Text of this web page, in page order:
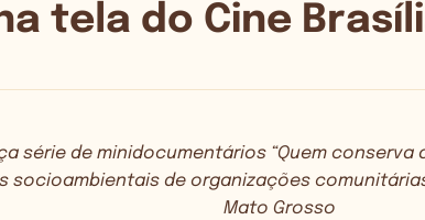
tela do Cine
série de minidocumentários “Quem conserva
socioambientais de organizações
Mato Grosso